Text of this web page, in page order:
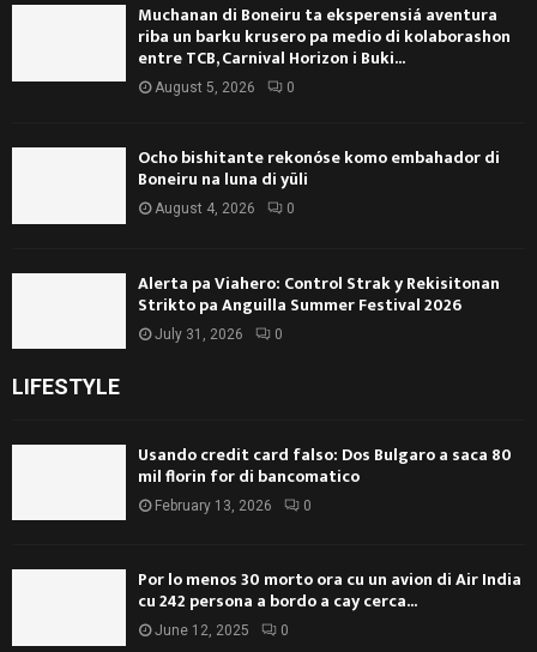
Muchanan di Boneiru ta eksperensiá aventura
riba un barku krusero pa medio di kolaborashon
entre TCB, Carnival Horizon i Buki...
August 5, 2026 0
Ocho bishitante rekonóse komo embahador di
Boneiru na luna di yüli
August 4, 2026 0
Alerta pa Viahero: Control Strak y Rekisitonan
Strikto pa Anguilla Summer Festival 2026
July 31, 2026 0
LIFESTYLE
Usando credit card falso: Dos Bulgaro a saca 80
mil florin for di bancomatico
February 13, 2026 0
Por lo menos 30 morto ora cu un avion di Air India
cu 242 persona a bordo a cay cerca...
June 12, 2025 0